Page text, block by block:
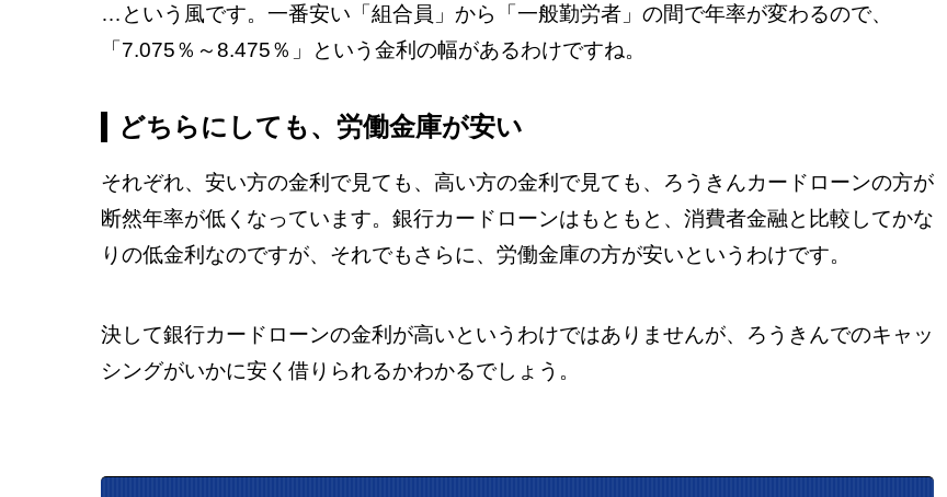
…という風です。一番安い「組合員」から「一般勤労者」の間で年率が変わるので、
「7.075％～8.475％」という金利の幅があるわけですね。
どちらにしても、労働金庫が安い
それぞれ、安い方の金利で見ても、高い方の金利で見ても、ろうきんカードローンの方が
断然年率が低くなっています。銀行カードローンはもともと、消費者金融と比較してかな
りの低金利なのですが、それでもさらに、労働金庫の方が安いというわけです。
決して銀行カードローンの金利が高いというわけではありませんが、ろうきんでのキャッ
シングがいかに安く借りられるかわかるでしょう。